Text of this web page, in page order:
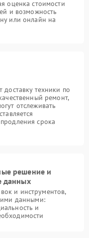
оценка стоимости
и возможность
или онлайн на
техники по
ремонт,
отслеживать
срока
решение и
данных
и инструментов,
данными:
и